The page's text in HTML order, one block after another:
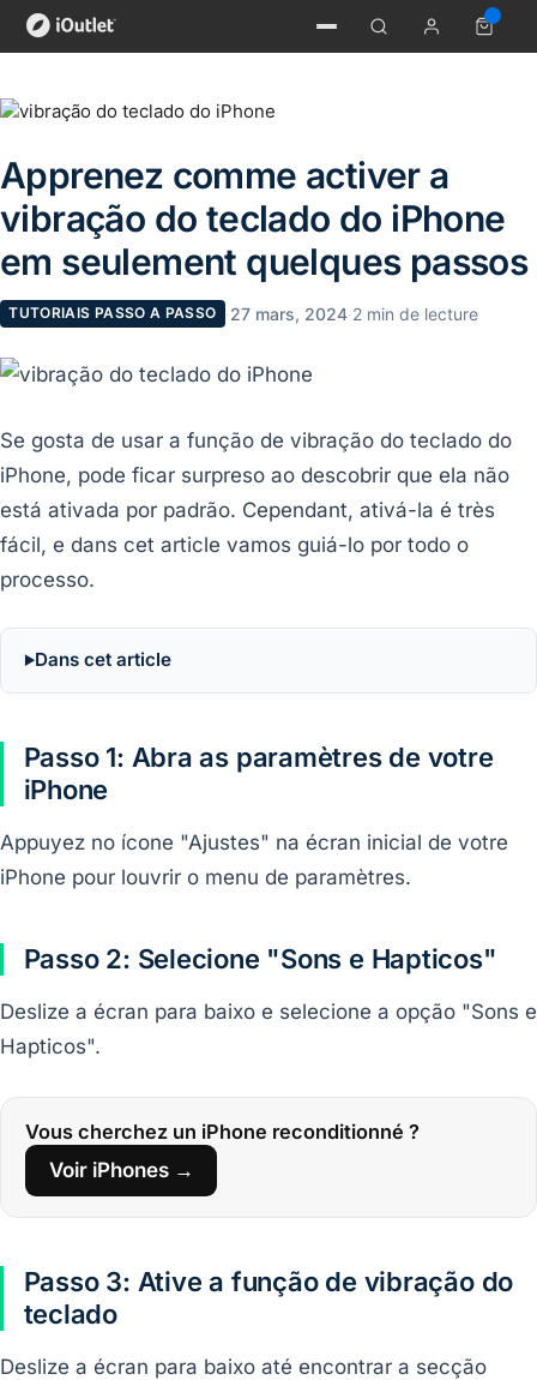
Apprenez comme activer a
vibração do teclado do iPhone
em seulement quelques passos
TUTORIAIS PASSO A PASSO ·27 mars, 2024·2 min de lecture
Se gosta de usar a função de vibração do teclado do
iPhone, pode ficar surpreso ao descobrir que ela não
está ativada por padrão. Cependant, ativá-la é très
fácil, e dans cet article vamos guiá-lo por todo o
processo.
Dans cet article
Passo 1: Abra as paramètres de votre
iPhone
Appuyez no ícone "Ajustes" na écran inicial de votre
iPhone pour louvrir o menu de paramètres.
Passo 2: Selecione "Sons e Hapticos"
Deslize a écran para baixo e selecione a opção "Sons e
Hapticos".
Vous cherchez un iPhone reconditionné ?
Voir iPhones →
Passo 3: Ative a função de vibração do
teclado
Deslize a écran para baixo até encontrar a secção